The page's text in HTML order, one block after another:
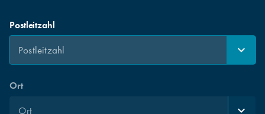
Postleitzahl
Ort